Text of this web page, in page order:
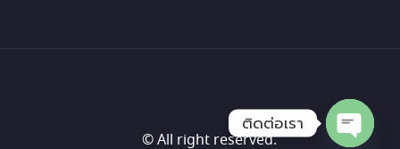
© All right reserved.
ติดต่อเรา